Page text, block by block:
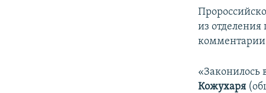
из отделения
«Законилось
Кожухаря